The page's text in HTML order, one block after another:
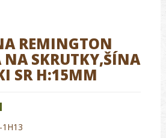
REMINGTON
NA SKRUTKY,ŠÍNA
SR H:15MM
1H13